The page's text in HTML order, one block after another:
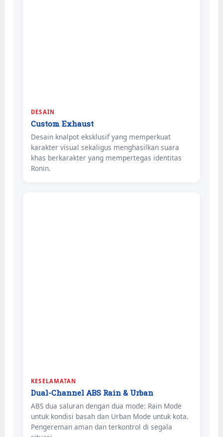
DESAIN
Custom Exhaust
Desain knalpot eksklusif yang memperkuat
karakter visual sekaligus menghasilkan suara
khas berkarakter yang mempertegas identitas
Ronin.
KESELAMATAN
Dual-Channel ABS Rain & Urban
ABS dua saluran dengan dua mode: Rain Mode
untuk kondisi basah dan Urban Mode untuk kota.
Pengereman aman dan terkontrol di segala